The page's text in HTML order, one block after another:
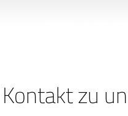
Kontakt zu